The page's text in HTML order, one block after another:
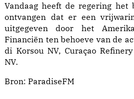
Vandaag heeft de regering het
ontvangen dat er een
uitgegeven door het
Financiën ten behoeve van de
di Korsou NV, Curaçao
NV.
Bron: ParadiseFM